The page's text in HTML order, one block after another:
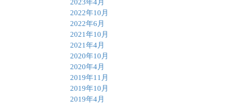
2023年4月
2022年10月
2022年6月
2021年10月
2021年4月
2020年10月
2020年4月
2019年11月
2019年10月
2019年4月